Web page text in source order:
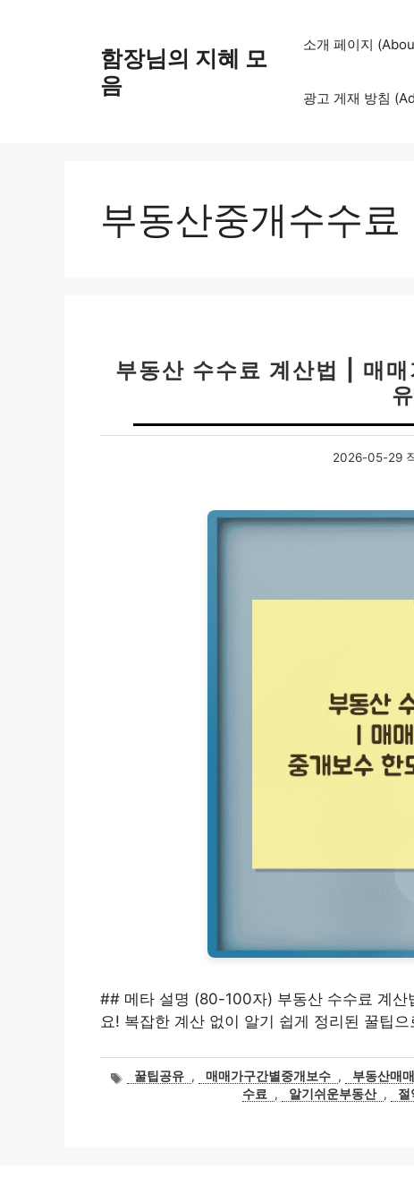
함장님의 지혜 모
음
소개 페이지
광고 게재 방침
부동산중개수수료
부동산 수수료 계산법 | 매
2026-05-29
## 메타 설명 (80-100자) 부동산 수수료 계산
요! 복잡한 계산 없이 알기 쉽게 정리된 꿀팁
태꿀팁공유 , 매매가구간별중개보수 , 부동산매
수료
, 알기쉬운부동산 , 절